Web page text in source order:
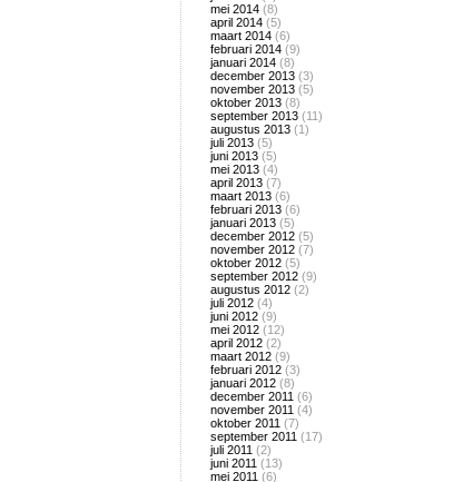
mei 2014 (8)
april 2014 (5)
maart 2014 (6)
februari 2014 (9)
januari 2014 (8)
december 2013 (3)
november 2013 (5)
oktober 2013 (8)
september 2013 (11)
augustus 2013 (1)
juli 2013 (5)
juni 2013 (5)
mei 2013 (4)
april 2013 (7)
maart 2013 (6)
februari 2013 (6)
januari 2013 (5)
december 2012 (5)
november 2012 (7)
oktober 2012 (5)
september 2012 (9)
augustus 2012 (2)
juli 2012 (4)
juni 2012 (9)
mei 2012 (12)
april 2012 (2)
maart 2012 (9)
februari 2012 (3)
januari 2012 (8)
december 2011 (6)
november 2011 (4)
oktober 2011 (7)
september 2011 (17)
juli 2011 (2)
juni 2011 (13)
mei 2011 (6)